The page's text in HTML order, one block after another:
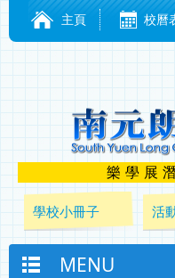
主頁 校曆
樂學展
學校小冊子 活
MENU